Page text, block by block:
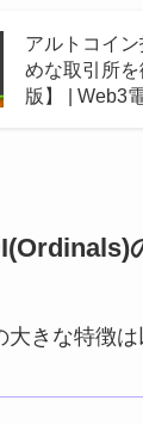
アルトコイ
めな取引所
版】 | Web3
きな特徴は